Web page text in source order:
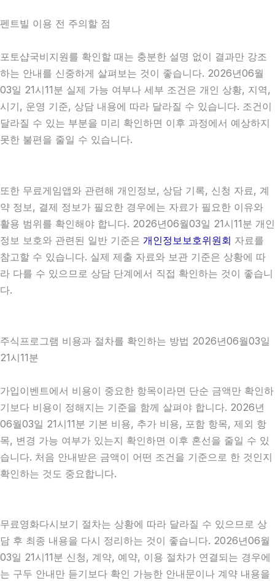
펜트빌 이용 전 주의할 점
포토샵국비지원를 확인할 때는 충분한 설명 없이 결과만 강조
하는 안내를 신중하게 살펴보는 것이 좋습니다. 2026년06월
03일 21시11분 실제 가능 여부나 세부 조건은 개인 상황, 지역,
시기, 운영 기준, 상담 내용에 따라 달라질 수 있습니다. 조건이
달라질 수 있는 부분을 미리 확인하면 이후 과정에서 예상하지
못한 불편을 줄일 수 있습니다.
또한 무료게임앱와 관련해 개인정보, 상담 기록, 신청 자료, 계
약 정보, 결제 정보가 필요한 경우에는 자료가 필요한 이유와
활용 범위를 확인해야 합니다. 2026년06월03일 21시11분 개인
정보 보호와 관련된 일반 기준은 개인정보보호위원회 자료를
참고할 수 있습니다. 실제 제출 자료와 보관 기준은 상황에 따
라 다를 수 있으므로 상담 단계에서 직접 확인하는 것이 좋습니
다.
주식프로그램 비용과 절차를 확인하는 방법 2026년06월03일
21시11분
가입이벤트에서 비용이 중요한 항목이라면 단순 금액만 확인하
기보다 비용이 정해지는 기준을 함께 살펴야 합니다. 2026년
06월03일 21시11분 기본 비용, 추가 비용, 포함 항목, 제외 항
목, 변경 가능 여부가 있는지 확인하면 이후 혼선을 줄일 수 있
습니다. 처음 안내받은 금액이 어떤 조건을 기준으로 한 것인지
확인하는 것도 중요합니다.
무료영화다시보기 절차는 상황에 따라 달라질 수 있으므로 상
담 후 최종 내용을 다시 정리하는 것이 좋습니다. 2026년06월
03일 21시11분 신청, 계약, 예약, 이용 절차가 연결되는 경우에
는 구두 안내만 듣기보다 확인 가능한 안내문이나 계약 내용을